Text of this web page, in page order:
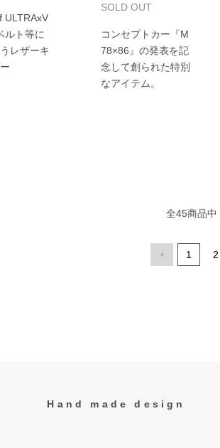
ULTRAxV
ルト等に
レザーキ
SOLD OUT
コンセプトカー『M
78×86』の発表を記
念して創られた特別
なアイテム。
全45商品中
1 2
Hand made design